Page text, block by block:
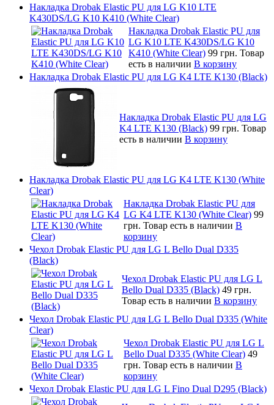
Накладка Drobak Elastic PU для LG K10 LTE
K430DS/LG K10 K410 (White Clear)
Накладка Drobak Elastic PU для
LG K10 LTE K430DS/LG K10
K410 (White Clear) 99 грн. Товар
есть в наличии В корзину
Накладка Drobak Elastic PU для LG K4 LTE K130 (Black)
Накладка Drobak Elastic PU для LG
K4 LTE K130 (Black) 99 грн. Товар
есть в наличии В корзину
Накладка Drobak Elastic PU для LG K4 LTE K130 (White
Clear)
Накладка Drobak Elastic PU для
LG K4 LTE K130 (White Clear) 99
грн. Товар есть в наличии В
корзину
Чехол Drobak Elastic PU для LG L Bello Dual D335
(Black)
Чехол Drobak Elastic PU для LG L
Bello Dual D335 (Black) 49 грн.
Товар есть в наличии В корзину
Чехол Drobak Elastic PU для LG L Bello Dual D335 (White
Clear)
Чехол Drobak Elastic PU для LG L
Bello Dual D335 (White Clear) 49
грн. Товар есть в наличии В
корзину
Чехол Drobak Elastic PU для LG L Fino Dual D295 (Black)